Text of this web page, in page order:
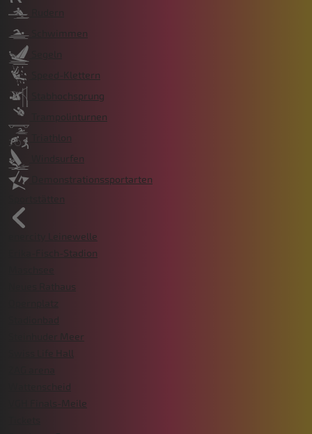
Rudern
Schwimmen
Segeln
Speed-Klettern
Stabhochsprung
Trampolinturnen
Triathlon
Windsurfen
Demonstrationssportarten
Sportstätten
enercity Leinewelle
Erika-Fisch-Stadion
Neues Rathaus
Steinhuder Meer
Swiss Life Hall
Wattenscheid
VGH Finals-Meile